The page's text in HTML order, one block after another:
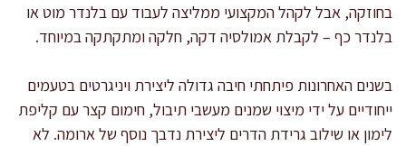
בחוזקה, אבל לקהל המקצועי ממליצה לעבוד עם בלנדר מוט או
בלנדר כף – לקבלת אמולסיה דקה, חלקה ומתקתקה במיוחד.
בשנים האחרונות פיתחתי חיבה גדולה ליצירת ויניגרטים בטעמים
ייחודיים על ידי מיצוי שמנים מעשבי תיבול, חימום קצר עם קליפת
לימון או שילוב גרידת הדרים ליצירת נדבך נוסף של ארומה. לא